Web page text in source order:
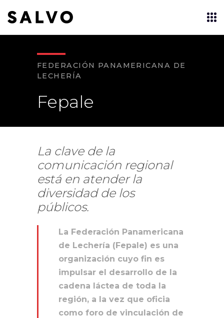
FEDERACIÓN PANAMERICANA DE
LECHERÍA
Fepale
La clave de la
comunicación regional
está en atender la
diversidad de los
públicos.
La Federación Panamericana
de Lechería (Fepale) es una
organización cuyo fin es
impulsar el desarrollo de la
cadena láctea de toda la
región, a la vez que oficia
como foro de vinculación de